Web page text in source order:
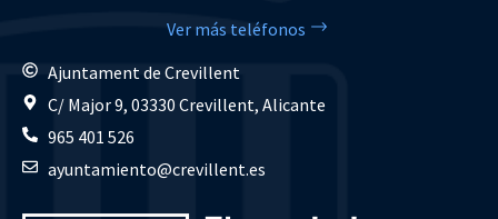
Ver más teléfonos
Ajuntament de Crevillent
C/ Major 9, 03330 Crevillent, Alicante
965 401 526
ayuntamiento@crevillent.es